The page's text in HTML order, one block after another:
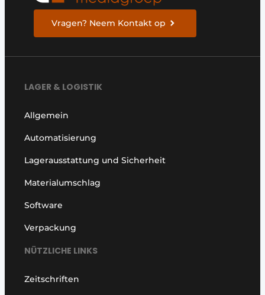
Vragen? Neem Kontakt op
LAGER & LOGISTIK
Allgemein
Automatisierung
Lagerausstattung und Sicherheit
Materialumschlag
Software
Verpackung
NÜTZLICHE LINKS
Zeitschriften